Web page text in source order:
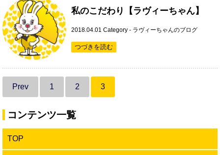
私のこだわり【ラヴィーちゃん】
2018.04.01 Category - ラヴィーちゃんのブログ
つづきを読む
Prev 1 2 3
コンテンツ一覧
TOP